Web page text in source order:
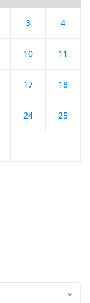
3 4
10 11
17 18
24 25